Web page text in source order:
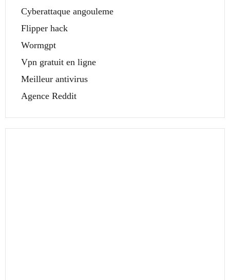
Cyberattaque angouleme
Flipper hack
Wormgpt
Vpn gratuit en ligne
Meilleur antivirus
Agence Reddit